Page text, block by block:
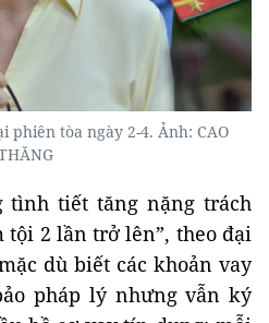
phiên tòa ngày 2-4. Ảnh: CAO
tình tiết tăng nặng trách
tội 2 lần trở lên”, theo đại
dù biết các khoản vay
pháp lý nhưng vẫn ký